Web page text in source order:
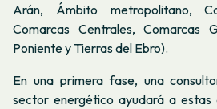
Arán, Ámbito metropolitano,
Comarcas Centrales, Comarcas
Poniente y Tierras del Ebro).
En una primera fase, una
sector energético ayudará a estas